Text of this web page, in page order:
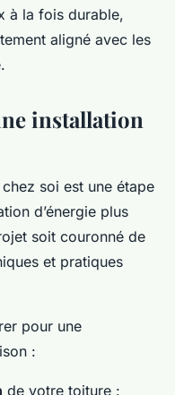
à la fois durable,
aligné avec les
installation
soi est une étape
d’énergie plus
soit couronné de
et pratiques
pour une
:
de votre toiture :